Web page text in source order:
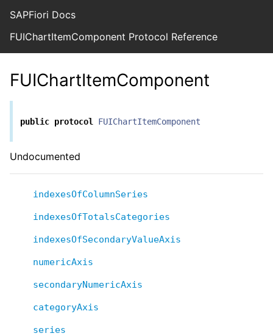
SAPFiori Docs
FUIChartItemComponent Protocol Reference
FUIChartItemComponent
public protocol FUIChartItemComponent
Undocumented
indexesOfColumnSeries
indexesOfTotalsCategories
indexesOfSecondaryValueAxis
numericAxis
secondaryNumericAxis
categoryAxis
series